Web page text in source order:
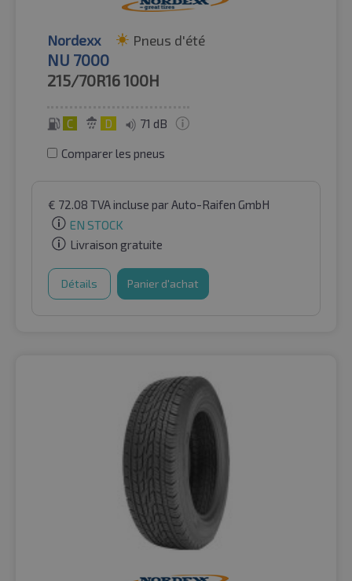
Nordexx Pneus d'été
NU 7000
215/70R16100H
C D 71 dB
Comparer les pneus
€ 72.08 TVA incluse par Auto-Raifen GmbH
EN STOCK
Livraison gratuite
Détails Panier d'achat